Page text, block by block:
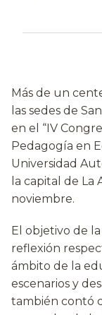
Más de un
las sedes de
en el “IV
Pedagogía en
Universidad
la capital de La
noviembre.
El objetivo de
reflexión
ámbito de la
escenarios y
también contó